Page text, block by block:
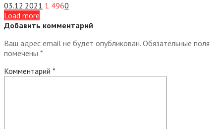
03.12.2021 1 4960
Load more
Добавить комментарий
Ваш адрес email не будет опубликован. Обязательные поля
помечены *
Комментарий *